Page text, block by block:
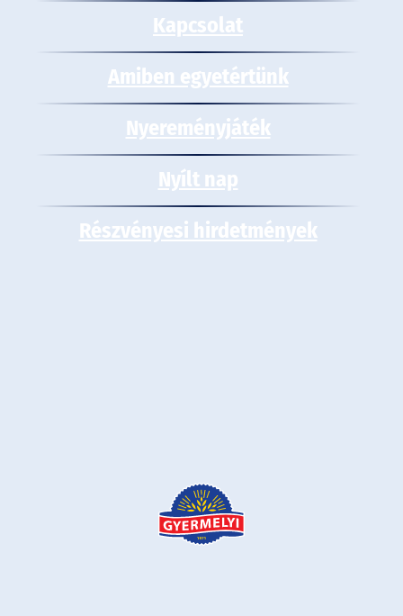
Kapcsolat
Amiben egyetértünk
Nyereményjáték
Nyílt nap
Részvényesi hirdetmények